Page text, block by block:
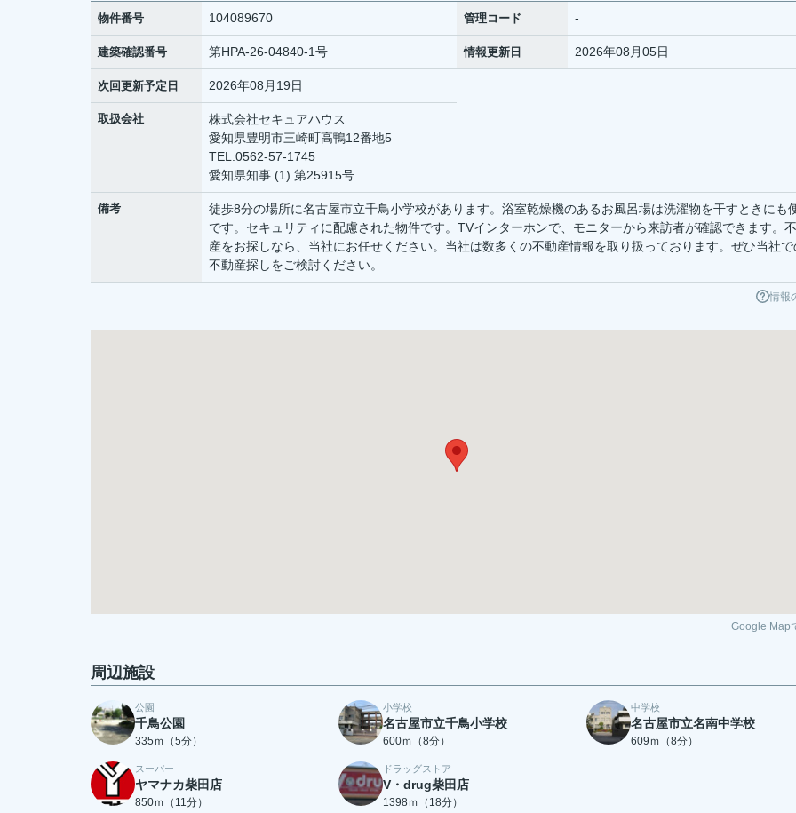
物件番号 104089670 管理コード -
建築確認番号 第HPA-26-04840-1号 情報更新日 2026年08月05日
次回更新予定日 2026年08月19日
取扱会社
株式会社セキュアハウス
愛知県豊明市三崎町高鴨12番地5
TEL:0562-57-1745
愛知県知事 (1) 第25915号
備考
徒歩8分の場所に名古屋市立千鳥小学校があります。浴室乾燥機のあるお風呂場は洗濯物を干すときにも
です。セキュリティに配慮された物件です。TVインターホンで、モニターから来訪者が確認できます。
産をお探しなら、当社にお任せください。当社は数多くの不動産情報を取り扱っております。ぜひ当社で
不動産探しをご検討ください。
情報
Google Map
周辺施設
公園
千鳥公園
335ｍ（5分）
小学校
名古屋市立千鳥小学校
600ｍ（8分）
中学校
名古屋市立名南中学校
609ｍ（8分）
スーパー
ヤマナカ柴田店
850ｍ（11分）
ドラッグストア
V・drug柴田店
1398ｍ（18分）